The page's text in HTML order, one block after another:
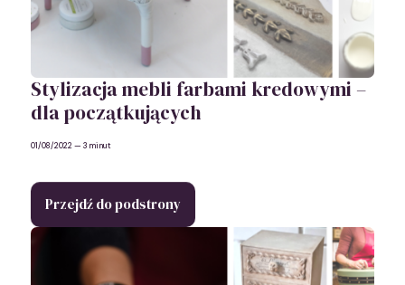
Stylizacja mebli farbami kredowymi –
dla początkujących
01/08/2022— 3 minut
Przejdź do podstrony